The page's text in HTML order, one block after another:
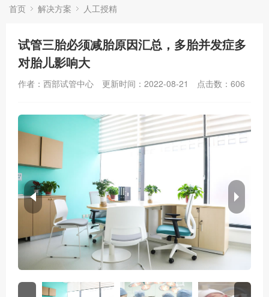
首页 解决方案 人工授精
试管三胎必须减胎原因汇总，多胎并发症多
对胎儿影响大
作者：西部试管中心 更新时间：2022-08-21 点击数： 606